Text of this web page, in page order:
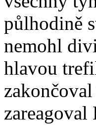
půlhodině
nemohl
hlavou
zareagoval